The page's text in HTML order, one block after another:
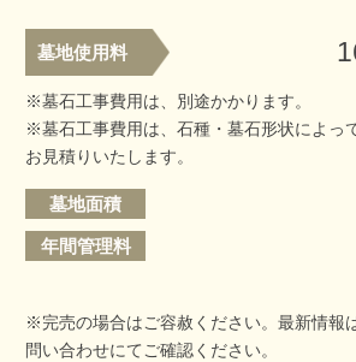
墓地使用料
※墓石工事費用は、別途かかります。
※墓石工事費用は、石種・墓石形状によっ
お見積りいたします。
墓地面積
年間管理料
※完売の場合はご容赦ください。最新情報
問い合わせにてご確認ください。